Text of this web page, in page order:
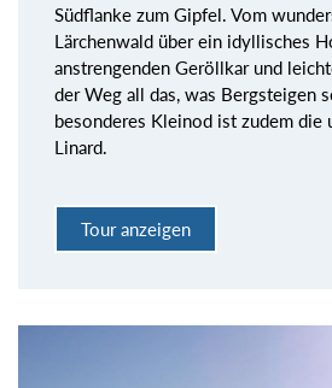
Südflanke zum Gipfel. Vom
Lärchenwald über ein idyllisches
anstrengenden Geröllkar und
der Weg all das, was Bergsteigen
besonderes Kleinod ist zudem die
Linard.
Tour anzeigen